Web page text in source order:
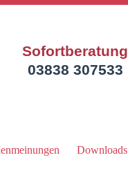
Sofortberatung
03838 307533
Downloads